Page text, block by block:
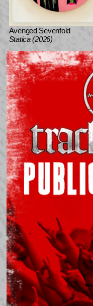
Avenged Sevenfold
Statica (2026)